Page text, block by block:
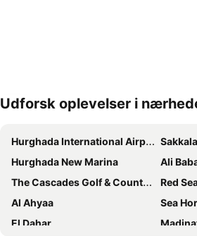
Udvid kort
Udforsk oplevelser i
Hurghada International Airport
Sakkala
Hurghada New Marina
Ali
The Cascades Golf & Country Club
Red
Al Ahyaa
Sea
El Dahar